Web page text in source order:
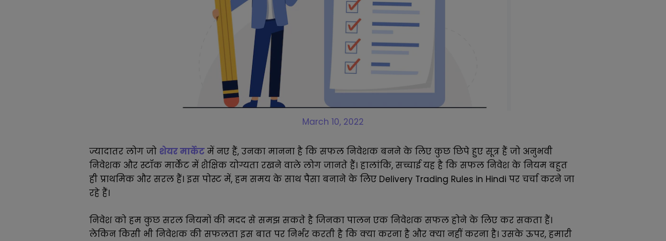
March 10, 2022
ज्यादातर लोग जो शेयर मार्केट में नए हैं, उनका मानना ​​है कि सफल निवेशक बनने के लिए कुछ छिपे हुए सूत्र हैं जो अनुभवी
निवेशक और स्टॉक मार्केट में शैक्षिक योग्यता रखने वाले लोग जानते हैं। हालांकि, सच्चाई यह है कि सफल निवेश के नियम बहुत
ही प्राथमिक और सरल हैं। इस पोस्ट में, हम समय के साथ पैसा बनाने के लिए Delivery Trading Rules in Hindi पर चर्चा करने जा
रहे हैं।
निवेश को हम कुछ सरल नियमों की मदद से समझ सकते है जिनका पालन एक निवेशक सफल होने के लिए कर सकता हैं।
लेकिन किसी भी निवेशक की सफलता इस बात पर निर्भर करती है कि क्या करना है और क्या नहीं करना है। उसके ऊपर, हमारी